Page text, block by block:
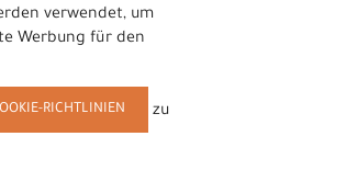
verwendet, um
Werbung für den
RICHTLINIEN
zu